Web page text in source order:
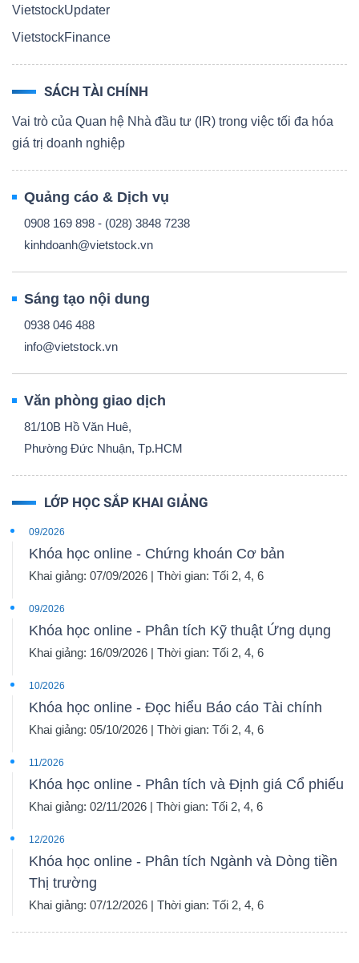
VietstockUpdater
VietstockFinance
SÁCH TÀI CHÍNH
Vai trò của Quan hệ Nhà đầu tư (IR) trong việc tối đa hóa
giá trị doanh nghiệp
Quảng cáo & Dịch vụ
0908 169 898 - (028) 3848 7238
kinhdoanh@vietstock.vn
Sáng tạo nội dung
0938 046 488
info@vietstock.vn
Văn phòng giao dịch
81/10B Hồ Văn Huê,
Phường Đức Nhuận, Tp.HCM
LỚP HỌC SẮP KHAI GIẢNG
09/2026
Khóa học online - Chứng khoán Cơ bản
Khai giảng: 07/09/2026 | Thời gian: Tối 2, 4, 6
09/2026
Khóa học online - Phân tích Kỹ thuật Ứng dụng
Khai giảng: 16/09/2026 | Thời gian: Tối 2, 4, 6
10/2026
Khóa học online - Đọc hiểu Báo cáo Tài chính
Khai giảng: 05/10/2026 | Thời gian: Tối 2, 4, 6
11/2026
Khóa học online - Phân tích và Định giá Cổ phiếu
Khai giảng: 02/11/2026 | Thời gian: Tối 2, 4, 6
12/2026
Khóa học online - Phân tích Ngành và Dòng tiền
Thị trường
Khai giảng: 07/12/2026 | Thời gian: Tối 2, 4, 6